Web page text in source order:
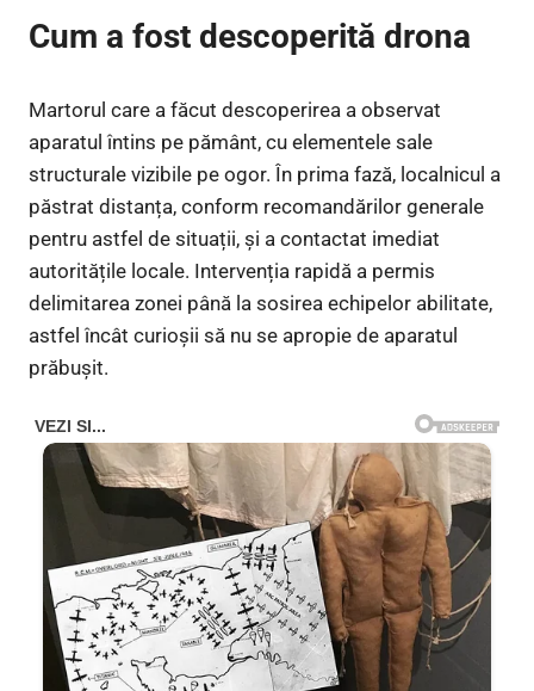
Cum a fost descoperită drona
Martorul care a făcut descoperirea a observat
aparatul întins pe pământ, cu elementele sale
structurale vizibile pe ogor. În prima fază, localnicul a
păstrat distanța, conform recomandărilor generale
pentru astfel de situații, și a contactat imediat
autoritățile locale. Intervenția rapidă a permis
delimitarea zonei până la sosirea echipelor abilitate,
astfel încât curioșii să nu se apropie de aparatul
prăbușit.